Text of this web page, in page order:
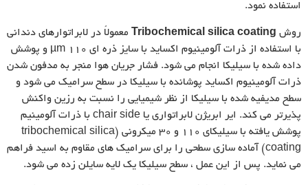
استفاده نمود.
روش Tribochemical silica coating
معمولاً در لابراتوارهای دندانی
با استفاده از ذرات آلومینیوم اکساید با سایز ذره ای ۱۱۰ µm و پوشش
داده شده با سیلیکا انجام می شود. فشار جریان هوا منجر به مدفون شدن
ذرات آلومینیوم اکساید پوشانده با سیلیکا در سطح سرامیک می شود و
سطح مدیفیه شده با سیلیکا از نظر شیمیایی را نسبت به رزین واکنش
پذیرتر می کند. ایر ابریژن لابراتواری یا chair side با ذرات آلومینیم
پوشش یافته با سیلیکای ۱۱۰ و ۳۰ میکرونی (tribochemical silica
coating) آماده سازی سطحی را برای سرامیک های مقاوم به اسید فراهم
می نماید. پس از این عمل ، سطح سیلیکا یک لایه سایلن زده می شود.